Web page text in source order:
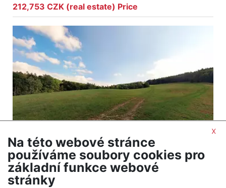
212,753 CZK (real estate) Price
Land for sale / meadow / 2647 m2
Stará Roveň - Městečko Trnávka
704,631 CZK (real estate) Price
x
Na této webové stránce
používáme soubory cookies pro
základní funkce webové
stránky